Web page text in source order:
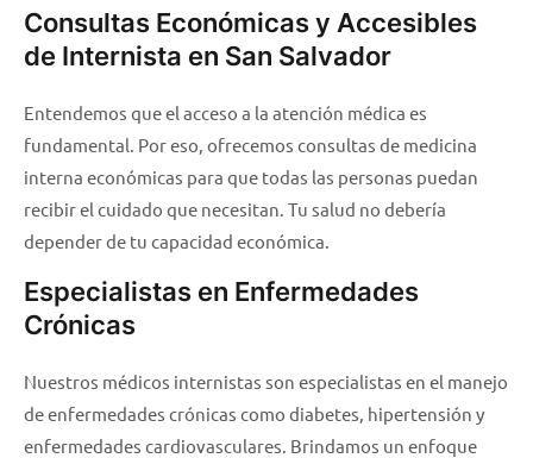
Consultas Económicas y Accesibles
de Internista en San Salvador
Entendemos que el acceso a la atención médica es
fundamental. Por eso, ofrecemos consultas de medicina
interna económicas para que todas las personas puedan
recibir el cuidado que necesitan. Tu salud no debería
depender de tu capacidad económica.
Especialistas en Enfermedades
Crónicas
Nuestros médicos internistas son especialistas en el manejo
de enfermedades crónicas como diabetes, hipertensión y
enfermedades cardiovasculares. Brindamos un enfoque